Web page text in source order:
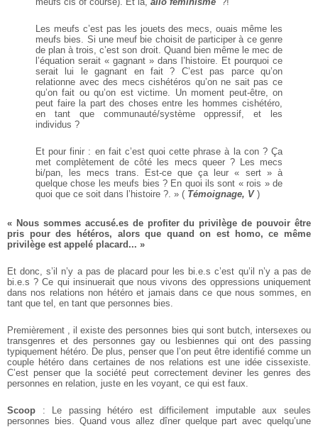
Les meufs c’est pas les jouets des mecs, ouais même les
meufs bies. Si une meuf bie choisit de participer à cegenre
de plan à trois, c’est son droit. Quand bien même le mec de
l’équation serait « gagnant » dans l’histoire. Et pourquoi ce
serait lui le gagnant enfait ? C’est pas parce qu’on
relationne avec des mecs cishétéros qu’on ne saitpas ce
qu’on fait ou qu’on est victime.
Un moment peut-être, on
peut fairela part des choses entre les hommes cishétéro,
en tant que communauté/système oppressif, et les
individus ?
Et pour finir : en fait c’est quoi cette phrase à la con ? Ça
met complètement de côté les mecs queer ? Les mecs
bi/pan, les mecs trans. Est-ce queça leur « sert » à
quelque chose les meufs bies ? En quoi ils sont « rois »de
quoi que ce soit dans l’histoire ?. » ( Témoignage, V )
« Nous sommes accusé.esde profiter du privilège de pouvoir être
pris pour des hétéros, alors que quand on est homo, ce même
privilège est appelé placard... »
Et donc, s’il n’y a pas de placard pour les bi.e.s c’est qu’il n’y a pas de
bi.e.s ? Ce qui insinuerait que nous vivons des oppressions uniquement
dans nos relations non hétéro et jamais dans ce que nous sommes, en
tant que tel, en tant que personnes bies.
Premièrement , il existe des personnes bies qui sont butch, intersexes ou
transgenres et des personnes gay ou lesbiennes qui ont des passing
typiquement hétéro. De plus, penser que l’on peut être identifié comme un
couple hétéro dans certaines de nos relations est une idée cissexiste.
C’est penser que la société peut correctement deviner les genres des
personnes en relation, juste en les voyant, ce qui est faux.
Scoop : Le passing hétéro estdifficilement imputable aux seules
personnes bies. Quand vous allez dîner quelque part avec quelqu’une